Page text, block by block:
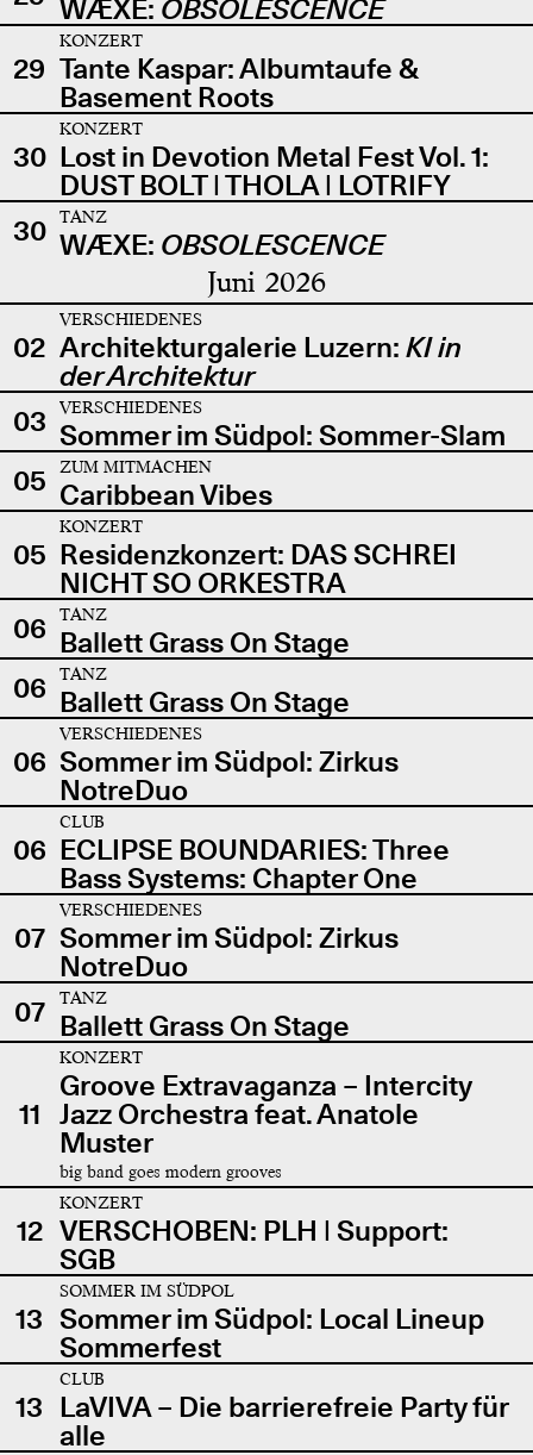
WÆXE: OBSOLESCENCE
29
KONZERT
Tante Kaspar: Albumtaufe &
Basement Roots
30
KONZERT
Lost in Devotion Metal Fest Vol. 1:
DUST BOLT | THOLA | LOTRIFY
30
TANZ
WÆXE: OBSOLESCENCE
Juni 2026
02
VERSCHIEDENES
Architekturgalerie Luzern: KI in
der Architektur
03
VERSCHIEDENES
Sommer im Südpol: Sommer-Slam
05
ZUM MITMACHEN
Caribbean Vibes
05
KONZERT
Residenzkonzert: DAS SCHREI
NICHT SO ORKESTRA
06
TANZ
Ballett Grass On Stage
06
TANZ
Ballett Grass On Stage
06
VERSCHIEDENES
Sommer im Südpol: Zirkus
NotreDuo
06
CLUB
ECLIPSE BOUNDARIES: Three
Bass Systems: Chapter One
07
VERSCHIEDENES
Sommer im Südpol: Zirkus
NotreDuo
07
TANZ
Ballett Grass On Stage
11
KONZERT
Groove Extravaganza – Intercity
Jazz Orchestra feat. Anatole
Muster
big band goes modern grooves
12
KONZERT
VERSCHOBEN: PLH | Support:
SGB
13
SOMMER IM SÜDPOL
Sommer im Südpol: Local Lineup
Sommerfest
13
CLUB
LaVIVA – Die barrierefreie Party für
alle